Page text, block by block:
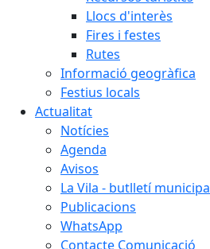
Llocs d'interès
Fires i festes
Rutes
Informació geogràfica
Festius locals
Actualitat
Notícies
Agenda
Avisos
La Vila - butlletí
Publicacions
WhatsApp
Contacte Comunicació